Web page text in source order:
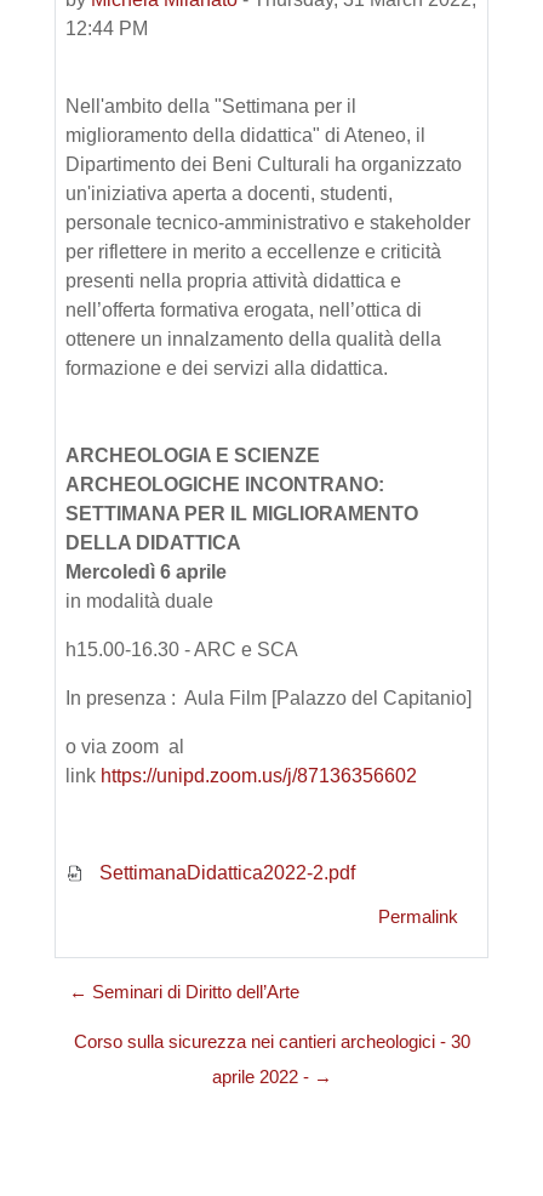
12:44 PM
Nell'ambito della "Settimana per il
miglioramento della didattica" di Ateneo, il
Dipartimento dei Beni Culturali ha organizzato
un'iniziativa aperta a docenti, studenti,
personale tecnico-amministrativo e stakeholder
per riflettere in merito a eccellenze e criticità
presenti nella propria attività didattica e
nell’offerta formativa erogata, nell’ottica di
ottenere un innalzamento della qualità della
formazione e dei servizi alla didattica.
ARCHEOLOGIA E SCIENZE
ARCHEOLOGICHE INCONTRANO:
SETTIMANA PER IL MIGLIORAMENTO
DELLA DIDATTICA
Mercoledì 6 aprile
in modalità duale
h15.00-16.30 - ARC e SCA
In presenza : Aula Film [Palazzo del Capitanio]
o via zoom al
link https://unipd.zoom.us/j/87136356602
SettimanaDidattica2022-2.pdf
Permalink
← Seminari di Diritto dell’Arte
Corso sulla sicurezza nei cantieri archeologici - 30
aprile 2022 - →